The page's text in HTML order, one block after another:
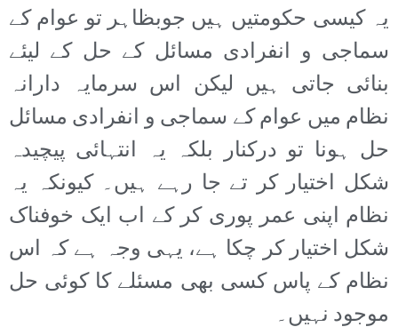
یہ کیسی حکومتیں ہیں جوبظاہر تو عوام کے
سماجی و انفرادی مسائل کے حل کے لیئے
بنائی جاتی ہیں لیکن اس سرمایہ دارانہ
نظام میں عوام کے سماجی و انفرادی مسائل
حل ہونا تو درکنار بلکہ یہ انتہائی پیچیدہ
شکل اختیار کر تے جا رہے ہیں۔ کیونکہ یہ
نظام اپنی عمر پوری کر کے اب ایک خوفناک
شکل اختیار کر چکا ہے، یہی وجہ ہے کہ اس
نظام کے پاس کسی بھی مسئلے کا کوئی حل
موجود نہیں۔